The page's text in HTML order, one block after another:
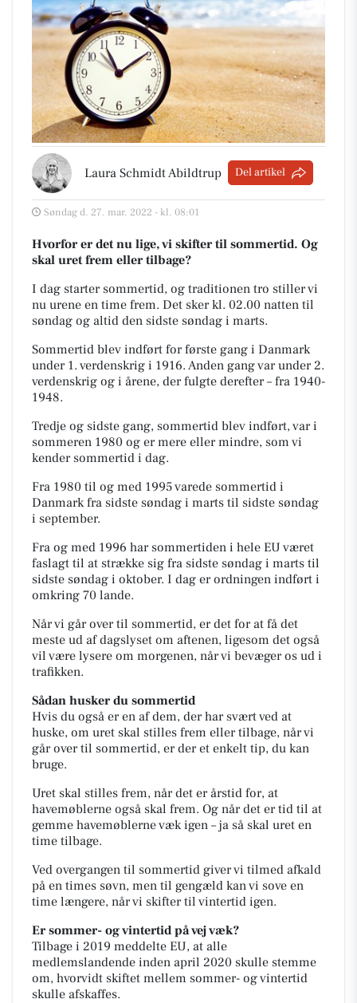
Laura Schmidt Abildtrup Del artikel
Søndag d. 27. mar. 2022 - kl. 08:01
Hvorfor er det nu lige, vi skifter til sommertid. Og
skal uret frem eller tilbage?
I dag starter sommertid, og traditionen tro stiller vi
nu urene en time frem. Det sker kl. 02.00 natten til
søndag og altid den sidste søndag i marts.
Sommertid blev indført for første gang i Danmark
under 1. verdenskrig i 1916. Anden gang var under 2.
verdenskrig og i årene, der fulgte derefter – fra 1940-
1948.
Tredje og sidste gang, sommertid blev indført, var i
sommeren 1980 og er mere eller mindre, som vi
kender sommertid i dag.
Fra 1980 til og med 1995 varede sommertid i
Danmark fra sidste søndag i marts til sidste søndag
i september.
Fra og med 1996 har sommertiden i hele EU været
faslagt til at strække sig fra sidste søndag i marts til
sidste søndag i oktober. I dag er ordningen indført i
omkring 70 lande.
Når vi går over til sommertid, er det for at få det
meste ud af dagslyset om aftenen, ligesom det også
vil være lysere om morgenen, når vi bevæger os ud i
trafikken.
Sådan husker du sommertid
Hvis du også er en af dem, der har svært ved at
huske, om uret skal stilles frem eller tilbage, når vi
går over til sommertid, er der et enkelt tip, du kan
bruge.
Uret skal stilles frem, når det er årstid for, at
havemøblerne også skal frem. Og når det er tid til at
gemme havemøblerne væk igen – ja så skal uret en
time tilbage.
Ved overgangen til sommertid giver vi tilmed afkald
på en times søvn, men til gengæld kan vi sove en
time længere, når vi skifter til vintertid igen.
Er sommer- og vintertid på vej væk?
Tilbage i 2019 meddelte EU, at alle
medlemslandende inden april 2020 skulle stemme
om, hvorvidt skiftet mellem sommer- og vintertid
skulle afskaffes.